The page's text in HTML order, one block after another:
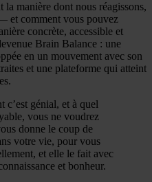
la manière dont nous réagissons,
et comment vous pouvez
concrète, accessible et
Brain Balance : une
en un mouvement avec son
et une plateforme qui atteint
c’est génial, et à quel
vous ne voudrez
donne le coup de
votre vie, pour vous
et elle le fait avec
et bonheur.